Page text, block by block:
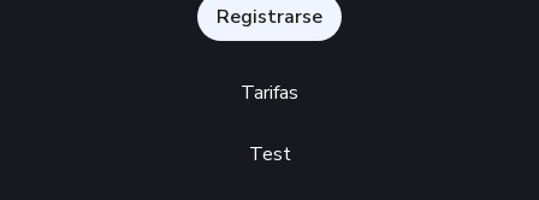
Registrarse
Tarifas
Test